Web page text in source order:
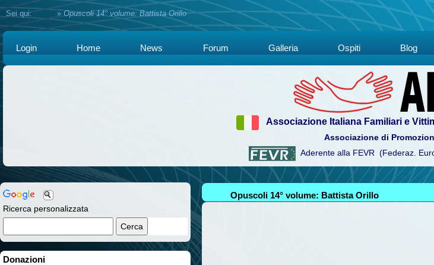
Sei qui:Home »Opuscoli 14° volume: Battista Orillo
Login Home News Forum Galleria Ospiti Blog
Associazione Italiana Familiari e
Associazione di
Aderente alla FEVR (Federaz.
Ricerca personalizzata
Donazioni
Opuscoli 14° volume: Battista Orillo